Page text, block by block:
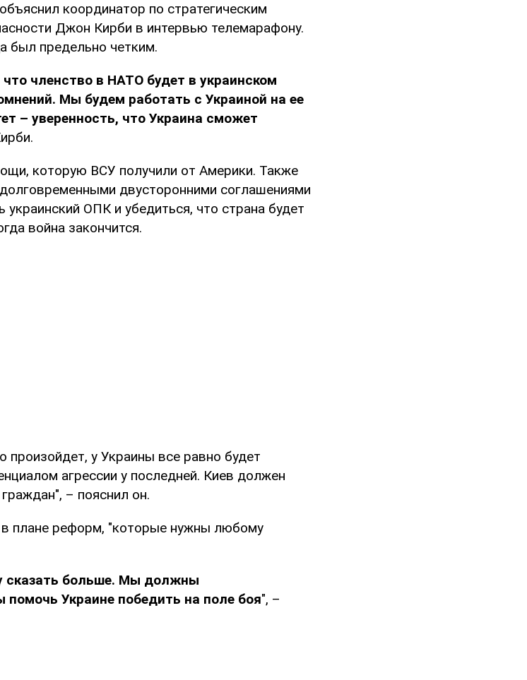
координатор по стратегическим
Джон Кирби в интервью телемарафону.
был предельно четким.
членство в НАТО будет в украинском
Мы будем работать с Украиной на ее
– уверенность, что Украина сможет
которую ВСУ получили от Америки. Также
двусторонними соглашениями
ОПК и убедиться, что страна будет
война закончится.
произойдет, у Украины все равно будет
агрессии у последней. Киев должен
– пояснил он.
плане реформ, "которые нужны любому
сказать больше. Мы должны
Украине победить на поле боя", –